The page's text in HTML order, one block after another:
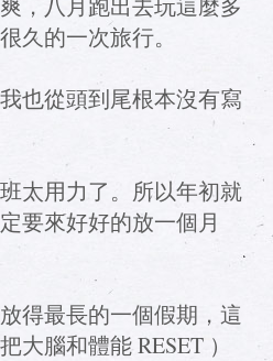
久的一次旅行。
也從頭到尾根本沒有寫
太用力了。所以年初就
要來好好的放一個月
得最長的一個假期，這
大腦和體能 RESET ）